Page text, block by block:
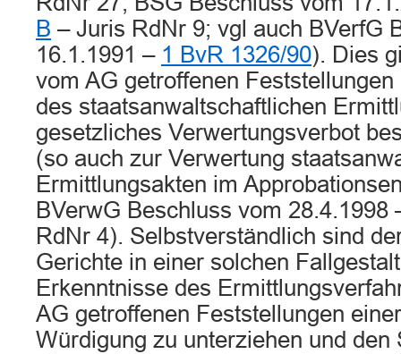
B – Juris RdNr 9; vgl auch BVerfG
16.1.1991 – 1 BvR 1326/90). Dies
vom AG getroffenen
des staatsanwaltschaftlichen
gesetzliches Verwertungsverbot
(so auch zur Verwertung
Ermittlungsakten im
BVerwG Beschluss vom 28.4.1998
RdNr 4). Selbstverständlich sind
Gerichte in einer solchen
Erkenntnisse des
AG getroffenen Feststellungen
Würdigung zu unterziehen und den